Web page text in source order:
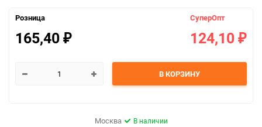
Розница
165,40 ₽
СуперОпт
124,10 ₽
В КОРЗИНУ
Москва В наличии